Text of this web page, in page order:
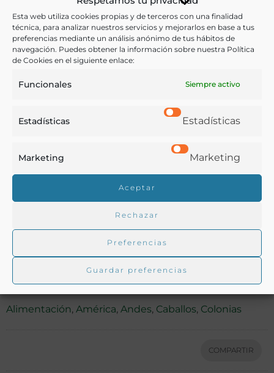
Esta web utiliza cookies propias y de terceros con una finalidad
técnica, para analizar nuestros servicios y mejorarlos en base a tus
preferencias mediante un análisis anónimo de tus hábitos de
navegación. Puedes obtener la información sobre nuestra Política
de Cookies en el siguiente enlace:
Funcionales Siempre activo
Estadísticas Estadísticas
Marketing Marketing
Aceptar
Rechazar
Preferencias
Guardar preferencias
matrimonios y ocupaciones domésticas.- De sus
alimentos, músicas y otros pasatiempos.
Otras ediciones:
Notas:
Según recoge el libro, el autor de la obra, Luis de la
Cruz, fue el alcalde mayor provincial del Cabildo de la
Concepción de Chile.
Alimentos,Historia
Ver más libros con las palabras clave:
Alimentación, América, Andes, Caballos, Colonias
COMPARTIR